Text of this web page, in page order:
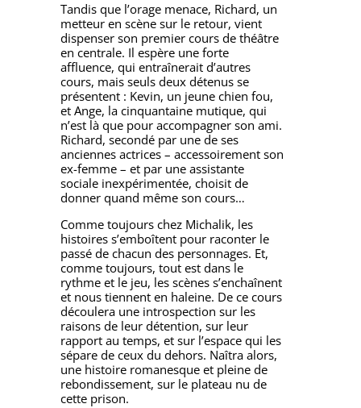
Tandis que l’orage menace, Richard, un
metteur en scène sur le retour, vient
dispenser son premier cours de théâtre
en centrale. Il espère une forte
affluence, qui entraînerait d’autres
cours, mais seuls deux détenus se
présentent : Kevin, un jeune chien fou,
et Ange, la cinquantaine mutique, qui
n’est là que pour accompagner son ami.
Richard, secondé par une de ses
anciennes actrices – accessoirement son
ex-femme – et par une assistante
sociale inexpérimentée, choisit de
donner quand même son cours…
Comme toujours chez Michalik, les
histoires s’emboîtent pour raconter le
passé de chacun des personnages. Et,
comme toujours, tout est dans le
rythme et le jeu, les scènes s’enchaînent
et nous tiennent en haleine. De ce cours
découlera une introspection sur les
raisons de leur détention, sur leur
rapport au temps, et sur l’espace qui les
sépare de ceux du dehors. Naîtra alors,
une histoire romanesque et pleine de
rebondissement, sur le plateau nu de
cette prison.